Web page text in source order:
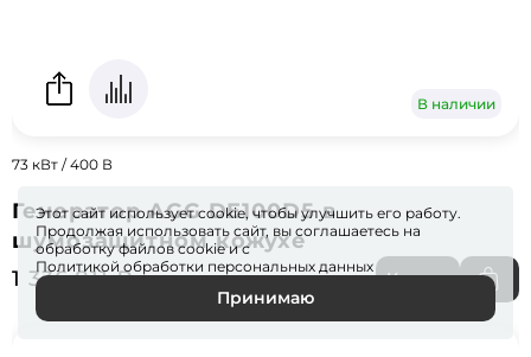
В наличии
73 кВт / 400 В
Генератор AGG DE100D5 в
шумозащитном кожухе
1 336 811 ₽
Купить
Этот сайт использует cookie, чтобы улучшить его работу.
Продолжая использовать сайт, вы соглашаетесь на
обработку файловcookieи с
Политикой обработки персональных данных
Принимаю